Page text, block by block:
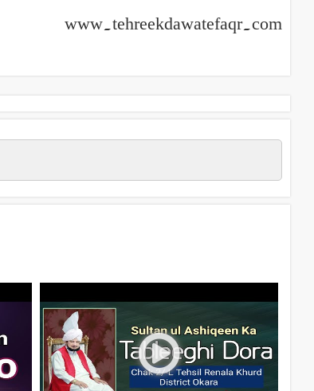
www.tehreekdawatefaqr.com